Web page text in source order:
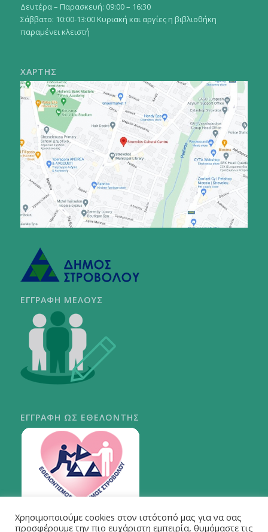
Δευτέρα – Παρασκευή: 09:00 – 16:30
Σάββατο: 10:00-13:00 Κυριακή και αργίες η βιβλιοθήκη
παραμένει κλειστή
ΧΑΡΤΗΣ
ΕΓΓΡΑΦΗ ΜΕΛΟΥΣ
ΕΓΓΡΑΦΗ ΩΣ ΕΘΕΛΟΝΤΗΣ
ΠΕΡΙ ΣΤΡΟΒΟΛΟΥ
Χρησιμοποιούμε cookies στον ιστότοπό μας για να σας
προσφέρουμε την πιο ευχάριστη εμπειρία, θυμόμαστε τις